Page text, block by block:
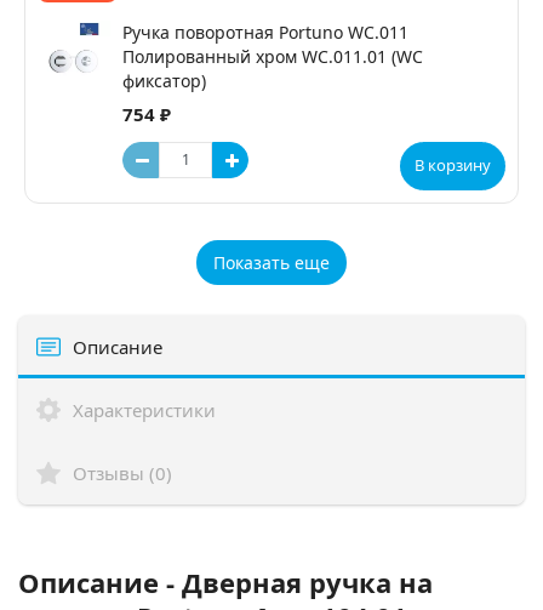
Ручка поворотная Portuno WC.011
Полированный хром WC.011.01 (WC
фиксатор)
754 ₽
В корзину
Показать еще
Описание
Характеристики
Отзывы (0)
Описание - Дверная ручка на